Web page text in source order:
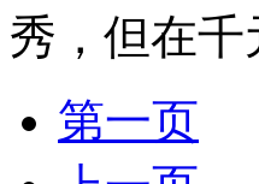
秀，但在
第一页